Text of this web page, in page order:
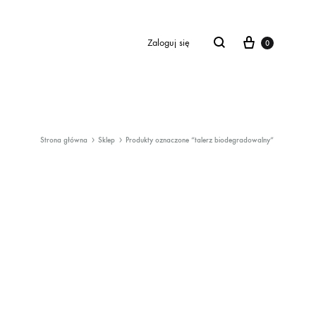
Zaloguj się Cart
0
Strona główna Sklep Produkty oznaczone “talerz biodegradowalny”